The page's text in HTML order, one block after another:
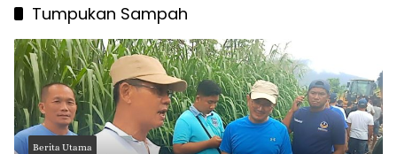
Tumpukan Sampah
Berita Utama